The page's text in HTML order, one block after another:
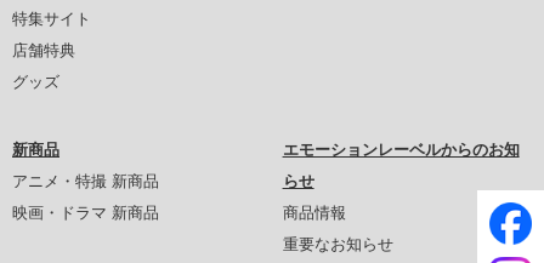
特集サイト
店舗特典
グッズ
新商品
アニメ・特撮 新商品
映画・ドラマ 新商品
エモーションレーベルからのお知
らせ
商品情報
重要なお知らせ